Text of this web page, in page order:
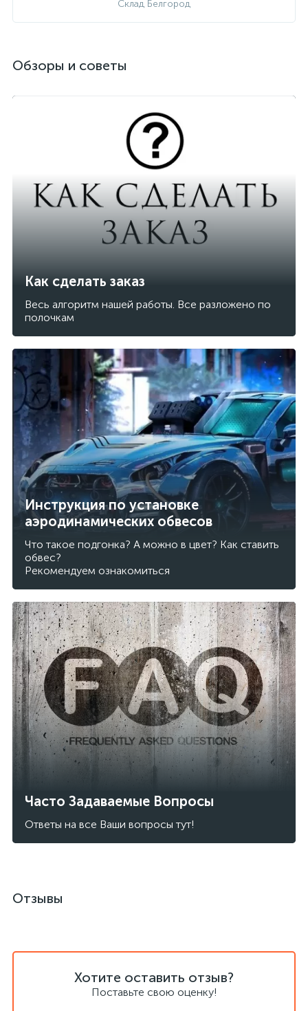
Склад Белгород
Обзоры и советы
Как сделать заказ
Весь алгоритм нашей работы. Все разложено по
полочкам
Инструкция по установке
аэродинамических обвесов
Что такое подгонка? А можно в цвет? Как ставить
обвес?
Рекомендуем ознакомиться
Часто Задаваемые Вопросы
Ответы на все Ваши вопросы тут!
Отзывы
Хотите оставить отзыв?
Поставьте свою оценку!